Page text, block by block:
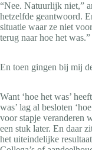
“Nee. Natuurlijk niet,”
hetzelfde geantwoord.
situatie waar ze niet
terug naar hoe het was.”
En toen gingen bij mij
Want ‘hoe het was’
was’ lag al besloten
voor stapje veranderen
een stuk later. En daar
het uiteindelijke